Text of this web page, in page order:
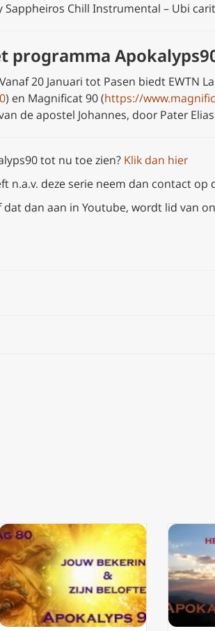
Chill Instrumental – Ubi
programma
20 Januari tot Pasen biedt EWTN
) en Magnificat 90 (https://
de apostel Johannes, door Pater
tot nu toe zien? Klik dan hier
n.a.v. deze serie neem dan contact op
dan aan in Youtube, wordt lid van